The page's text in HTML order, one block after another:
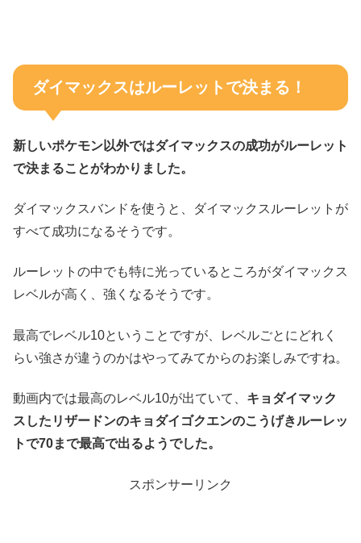
ダイマックスはルーレットで決まる！
新しいポケモン以外ではダイマックスの成功がルーレット
で決まることがわかりました。
ダイマックスバンドを使うと、ダイマックスルーレットが
すべて成功になるそうです。
ルーレットの中でも特に光っているところがダイマックス
レベルが高く、強くなるそうです。
最高でレベル10ということですが、レベルごとにどれく
らい強さが違うのかはやってみてからのお楽しみですね。
動画内では最高のレベル10が出ていて、 キョダイマック
スしたリザードンのキョダイゴクエンのこうげきルーレッ
トで70まで最高で出るようでした。
スポンサーリンク